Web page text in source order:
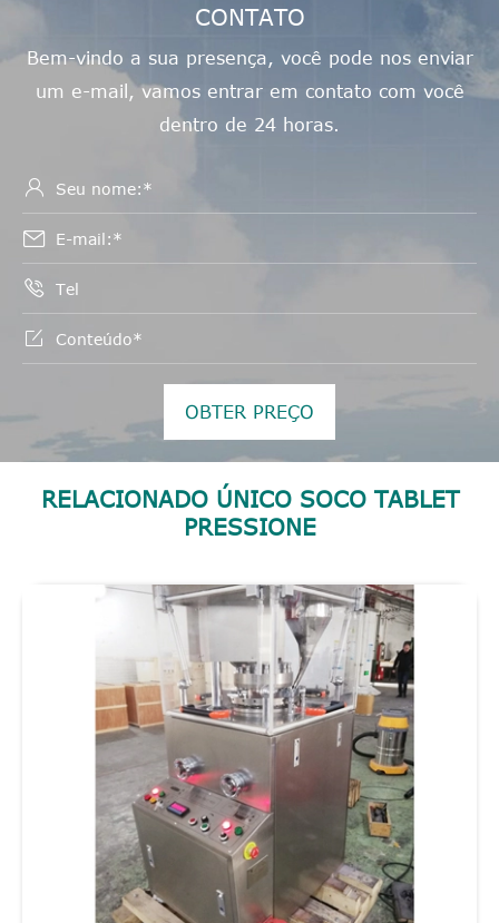
CONTATO
Bem-vindo a sua presença, você pode nos enviar
um e-mail, vamos entrar em contato com você
dentro de 24 horas.




OBTER PREÇO
RELACIONADO ÚNICO SOCO TABLET
PRESSIONE